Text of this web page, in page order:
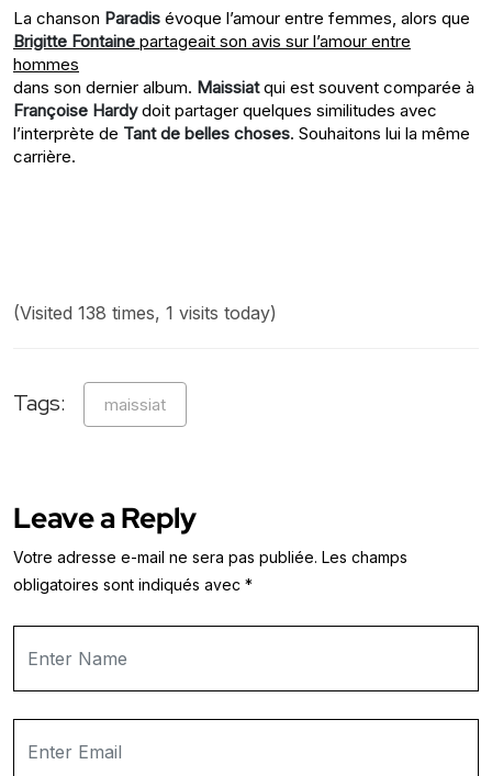
La chanson Paradis évoque l’amour entre femmes, alors que
Brigitte Fontaine partageait son avis sur l’amour entre
hommes
dans son dernier album. Maissiatqui est souvent comparée à
Françoise Hardydoit partager quelques similitudes avec
l’interprète de Tant de belles choses. Souhaitons lui la même
carrière.
(Visited 138 times, 1 visits today)
Tags: maissiat
Leave a Reply
Votre adresse e-mail ne sera pas publiée. Les champs
obligatoires sont indiqués avec *